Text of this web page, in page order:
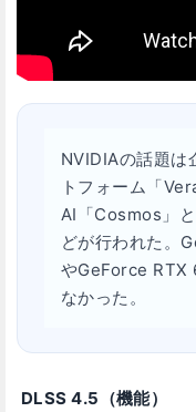
NVIDIAの話題は
トフォーム「
AI「Cosmos」
どが行われた。
やGeForce RTX
なかった。
DLSS 4.5（機能）